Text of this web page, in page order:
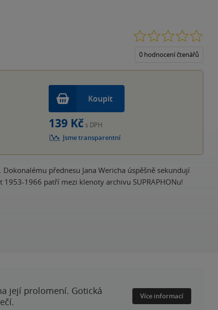
0 hodnocení čtenářů
Koupit
139 Kč s DPH
Jsme transparentní
přednesu Jana Wericha úspěšně sekundují
1966 patří mezi klenoty archivu SUPRAPHONu!
její prolomení. Gotická
Více informací